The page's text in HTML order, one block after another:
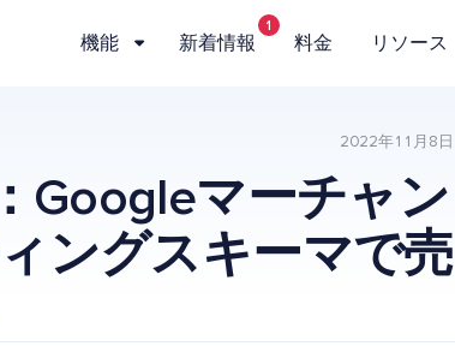
機能 新着情報
1
料金 リソース
2022年11月8日
Googleマーチャン
ングスキーマで売